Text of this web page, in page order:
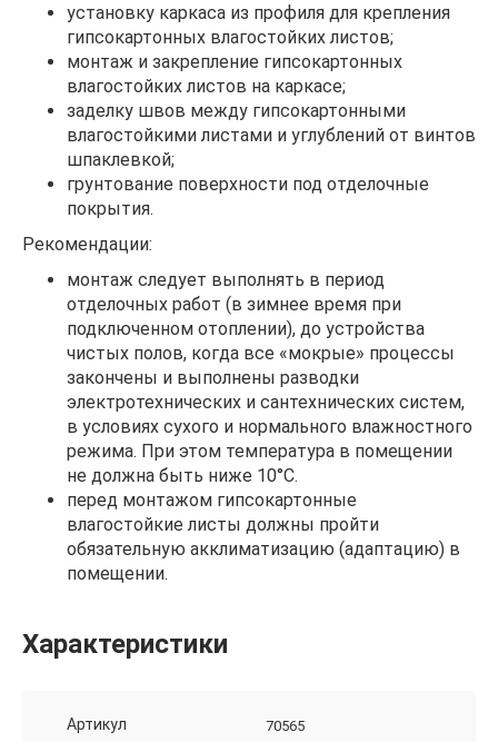
установку каркаса из профиля для крепления
гипсокартонных влагостойких листов;
монтаж и закрепление гипсокартонных
влагостойких листов на каркасе;
заделку швов между гипсокартонными
влагостойкими листами и углублений от винтов
шпаклевкой;
грунтование поверхности под отделочные
покрытия.
Рекомендации:
монтаж следует выполнять в период
отделочных работ (в зимнее время при
подключенном отоплении), до устройства
чистых полов, когда все «мокрые» процессы
закончены и выполнены разводки
электротехнических и сантехнических систем,
в условиях сухого и нормального влажностного
режима. При этом температура в помещении
не должна быть ниже 10°С.
перед монтажом гипсокартонные
влагостойкие листы должны пройти
обязательную акклиматизацию (адаптацию) в
помещении.
Характеристики
Артикул 70565